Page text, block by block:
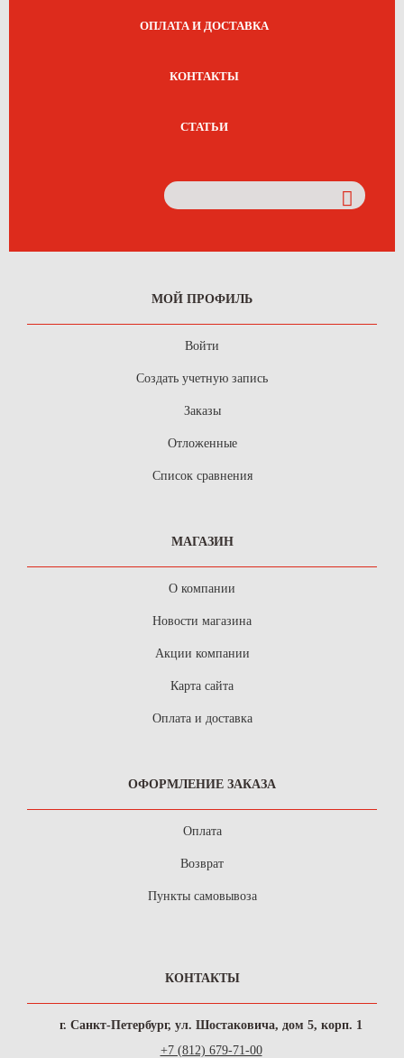
ОПЛАТА И ДОСТАВКА
КОНТАКТЫ
СТАТЬИ
МОЙ ПРОФИЛЬ
Войти
Создать учетную запись
Заказы
Отложенные
Список сравнения
МАГАЗИН
О компании
Новости магазина
Акции компании
Карта сайта
Оплата и доставка
ОФОРМЛЕНИЕ ЗАКАЗА
Оплата
Возврат
Пункты самовывоза
КОНТАКТЫ
г. Санкт-Петербург, ул. Шостаковича, дом 5, корп. 1
+7 (812) 679-71-00